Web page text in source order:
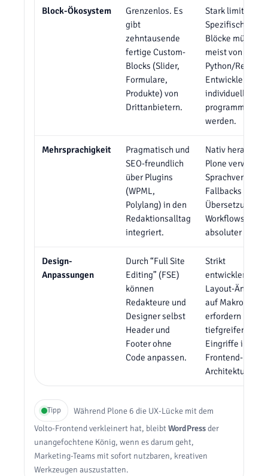
Block-Ökosystem
Grenzenlos. Es
gibt
zehntausende
fertige Custom-
Blocks (Slider,
Formulare,
Produkte) von
Drittanbietern.
Stark limitiert.
Spezifische
Blöcke müssen
meist von
Python/React-
Entwicklern
individuell
programmiert
werden.
Mehrsprachigkeit
Pragmatisch und
SEO-freundlich
über Plugins
(WPML,
Polylang) in den
Redaktionsalltag
integriert.
Nativ
Plone verwaltet
Fallbacks und
Übersetzungs-
Workflows mit
absoluter
Design-
Anpassungen
Durch “Full Site
Editing” (FSE)
können
Redakteure und
Designer selbst
Header und
Footer ohne
Code anpassen.
Strikt
Layout-
auf Makro-
erfordern
tiefgreifende
Eingriffe in die
Frontend-
Architektur.
Tipp
Während Plone 6 die UX-Lücke mit dem
Volto-Frontend verkleinert hat, bleibtWordPressder
unangefochtene König, wenn es darum geht,
Marketing-Teams mit sofort nutzbaren, kreativen
Werkzeugen auszustatten.